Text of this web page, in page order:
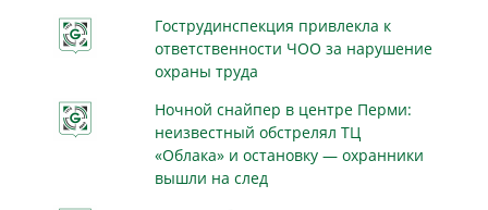
Гострудинспекция привлекла к
ответственности ЧОО за нарушение
охраны труда
Ночной снайпер в центре Перми:
неизвестный обстрелял ТЦ
«Облака» и остановку — охранники
вышли на след